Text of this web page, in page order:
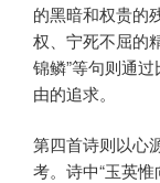
的黑暗和权贵的
权、宁死不屈的
锦鳞”等句则通
由的追求。
第四首诗则以心
考。诗中“玉英